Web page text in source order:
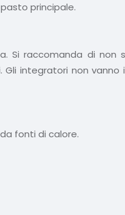
principale.
raccomanda di non
integratori non
fonti di calore.